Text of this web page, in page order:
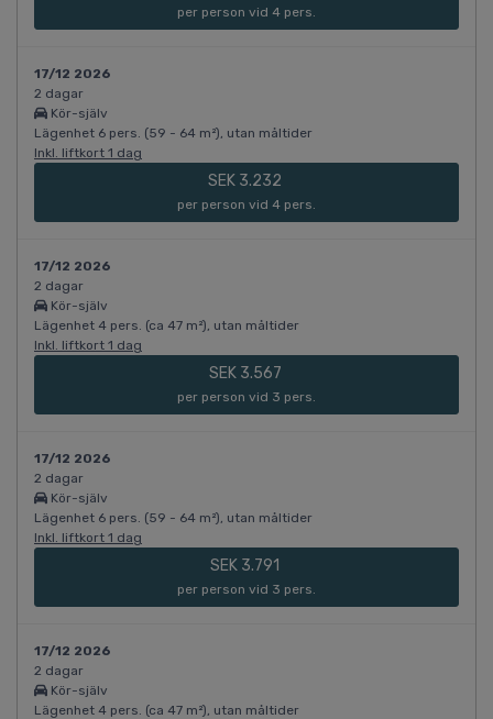
per person vid 4 pers.
17/12 2026
2 dagar
Kör-själv
Lägenhet 6 pers. (59 - 64 m²), utan måltider
Inkl. liftkort 1 dag
SEK 3.232
per person vid 4 pers.
17/12 2026
2 dagar
Kör-själv
Lägenhet 4 pers. (ca 47 m²), utan måltider
Inkl. liftkort 1 dag
SEK 3.567
per person vid 3 pers.
17/12 2026
2 dagar
Kör-själv
Lägenhet 6 pers. (59 - 64 m²), utan måltider
Inkl. liftkort 1 dag
SEK 3.791
per person vid 3 pers.
17/12 2026
2 dagar
Kör-själv
Lägenhet 4 pers. (ca 47 m²), utan måltider